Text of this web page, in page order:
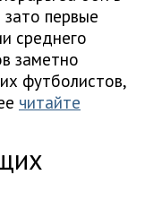
первые
среднего
заметно
футболистов,
читайте